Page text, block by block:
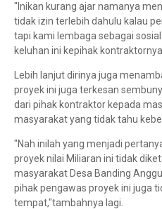
"Inikan kurang ajar namanya
tidak izin terlebih dahulu kalau
tapi kami lembaga sebagai
keluhan ini kepihak kontraktornya
Lebih lanjut dirinya juga
proyek ini juga terkesan
dari pihak kontraktor kepada
masyarakat yang tidak tahu
"Nah inilah yang menjadi
proyek nilai Miliaran ini tidak
masyarakat Desa Banding
pihak pengawas proyek ini juga
tempat,"tambahnya lagi.